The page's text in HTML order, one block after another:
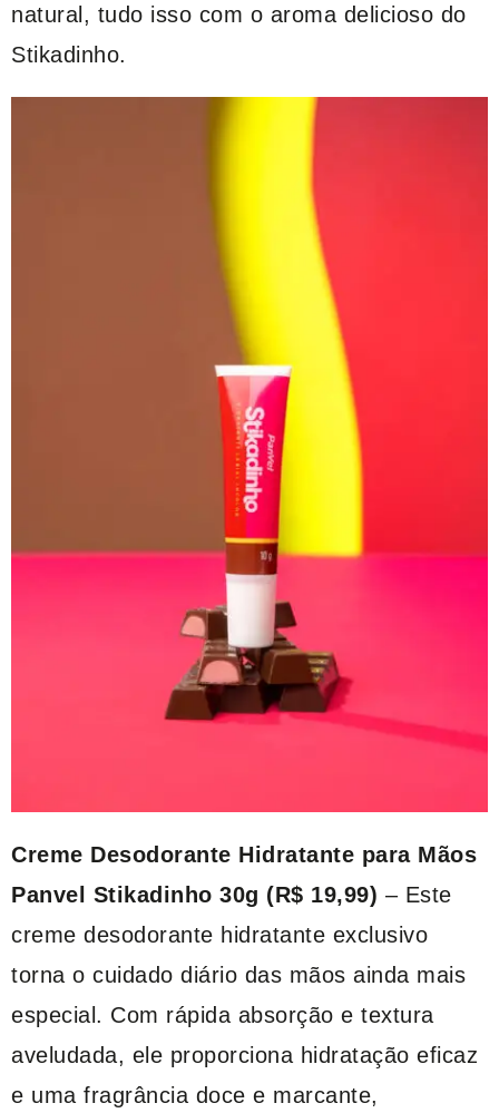
natural, tudo isso com o aroma delicioso do
Stikadinho.
Creme Desodorante Hidratante para Mãos
Panvel Stikadinho 30g (R$ 19,99) – Este
creme desodorante hidratante exclusivo
torna o cuidado diário das mãos ainda mais
especial. Com rápida absorção e textura
aveludada, ele proporciona hidratação eficaz
e uma fragrância doce e marcante,